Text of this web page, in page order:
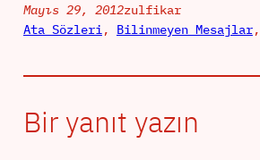
Mayıs 29, 2012zulfikar
Ata Sözleri, Bilinmeyen Mesajlar,
Bir yanıt yazın